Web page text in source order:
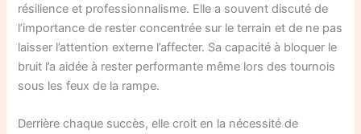
résilience et professionnalisme. Elle a souvent discuté de
l’importance de rester concentrée sur le terrain et de ne pas
laisser l’attention externe l’affecter. Sa capacité à bloquer le
bruit l’a aidée à rester performante même lors des tournois
sous les feux de la rampe.
Derrière chaque succès, elle croit en la nécessité de